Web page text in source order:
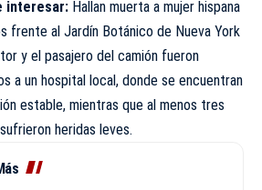
interesar: Hallan muerta a mujer hispana
frente al Jardín Botánico de Nueva York
y el pasajero del camión fueron
a un hospital local, donde se encuentran
estable, mientras que al menos tres
heridas leves.